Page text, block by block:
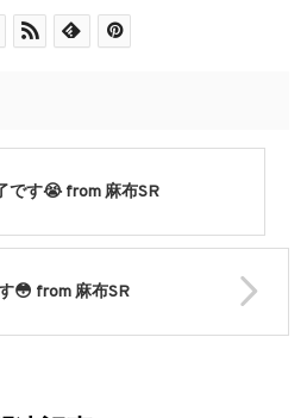
です😭 from 麻布SR
😳 from 麻布SR